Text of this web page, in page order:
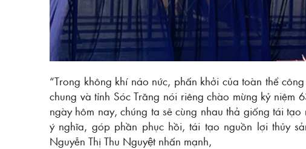
“Trong không khí náo nức, phấn khởi của toàn thể
chung và tỉnh Sóc Trăng nói riêng chào mừng kỷ niệm
ngày hôm nay, chúng ta sẽ cùng nhau thả giống tái
ý nghĩa, góp phần phục hồi, tái tạo nguồn lợi thủy
Nguyễn Thị Thu Nguyệt nhấn mạnh,